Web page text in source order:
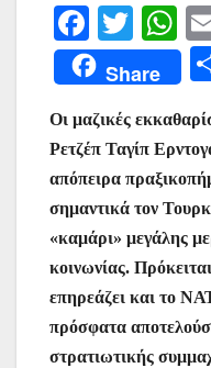
F
a
c
e
b
o
o
k
T
w
itt
er
W
h
at
s
A
p
p
Share
Οι μαζικές
Ρετζέπ Ταγίπ
απόπειρα
σημαντικά τον
«καμάρι» μεγάλης
κοινωνίας.
επηρεάζει και το
πρόσφατα
στρατιωτικής